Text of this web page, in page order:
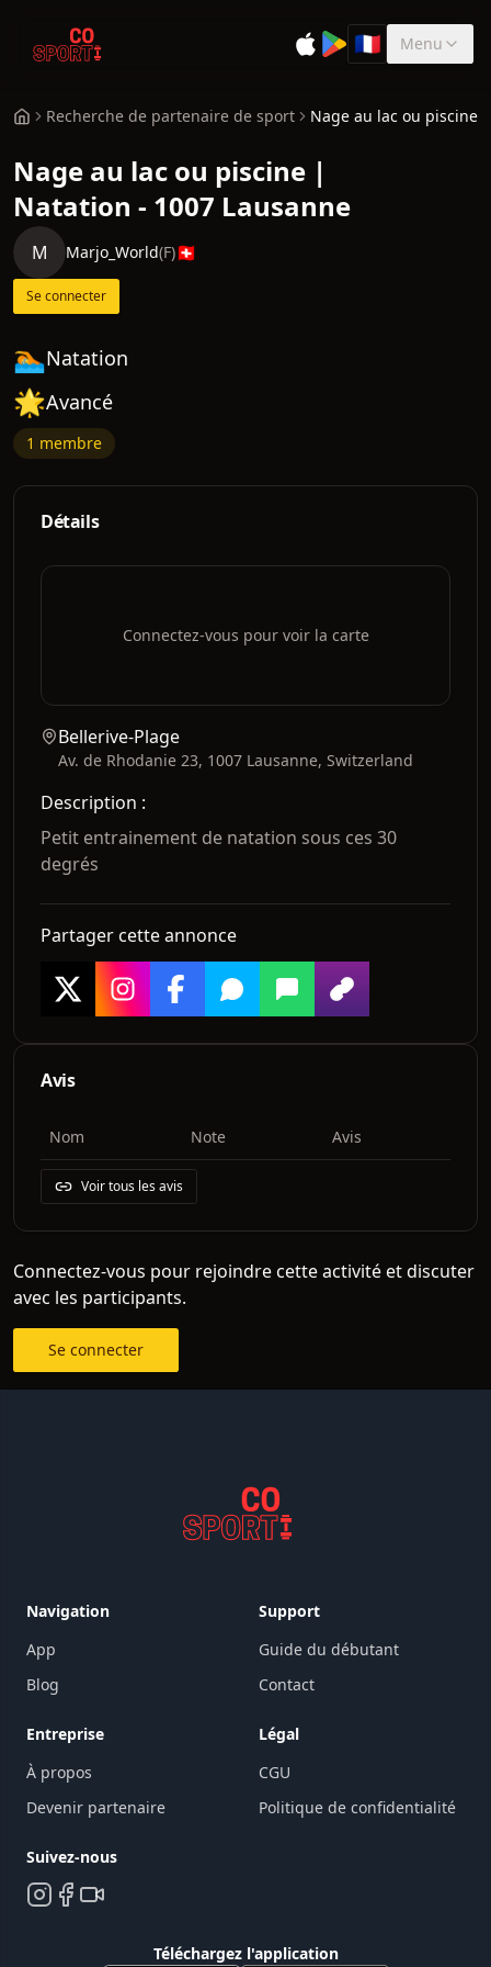
🇫🇷Sélectionner la
Menu
Recherche de partenaire de sport Nage au lac ou piscine
Nage au lac ou piscine |
Natation - 1007 Lausanne
M Marjo_World(F)🇨🇭
Se connecter
🏊Natation
🌟Avancé
1 membre
Détails
Connectez-vous pour voir la carte
Bellerive-Plage
Av. de Rhodanie 23, 1007 Lausanne, Switzerland
Description :
Petit entrainement de natation sous ces 30
degrés
Partager cette annonce
Avis
Nom Note Avis
Voir tous les avis
Connectez-vous pour rejoindre cette activité et discuter
avec les participants.
Se connecter
Navigation
App
Blog
Support
Guide du débutant
Contact
Entreprise
À propos
Devenir partenaire
Légal
CGU
Politique de confidentialité
Suivez-nous
Téléchargez l'application